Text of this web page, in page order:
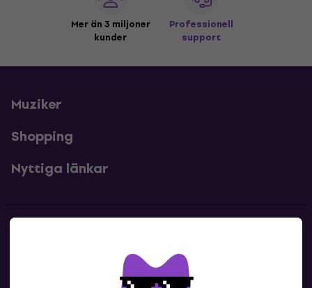
Mer än 3 miljoner
kunder
Professionell
support
Muziker
Shopping
Nyttiga länkar
Kontakta oss